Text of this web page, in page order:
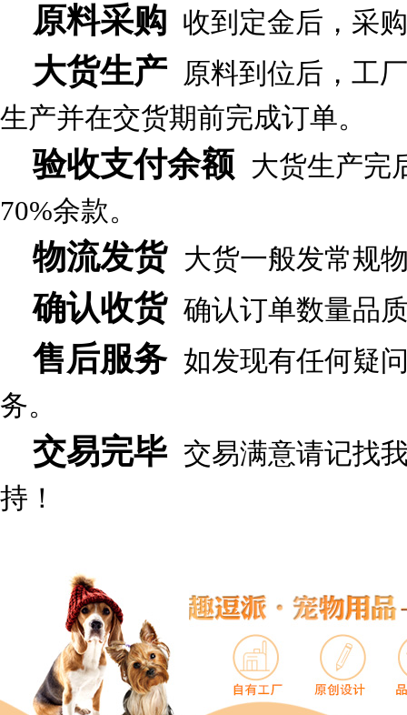
原料采购 收到定金后，采
大货生产 原料到位后，工
生产并在交货期前完成订单。
验收支付余额 大货生产完
70%余款。
物流发货 大货一般发常规
确认收货 确认订单数量品
售后服务 如发现有任何疑
务。
交易完毕 交易满意请记找
持！